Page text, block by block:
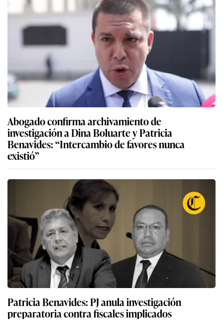
Abogado confirma archivamiento de
investigación a Dina Boluarte y Patricia
Benavides: “Intercambio de favores nunca
existió”
Patricia Benavides: PJ anula investigación
preparatoria contra fiscales implicados